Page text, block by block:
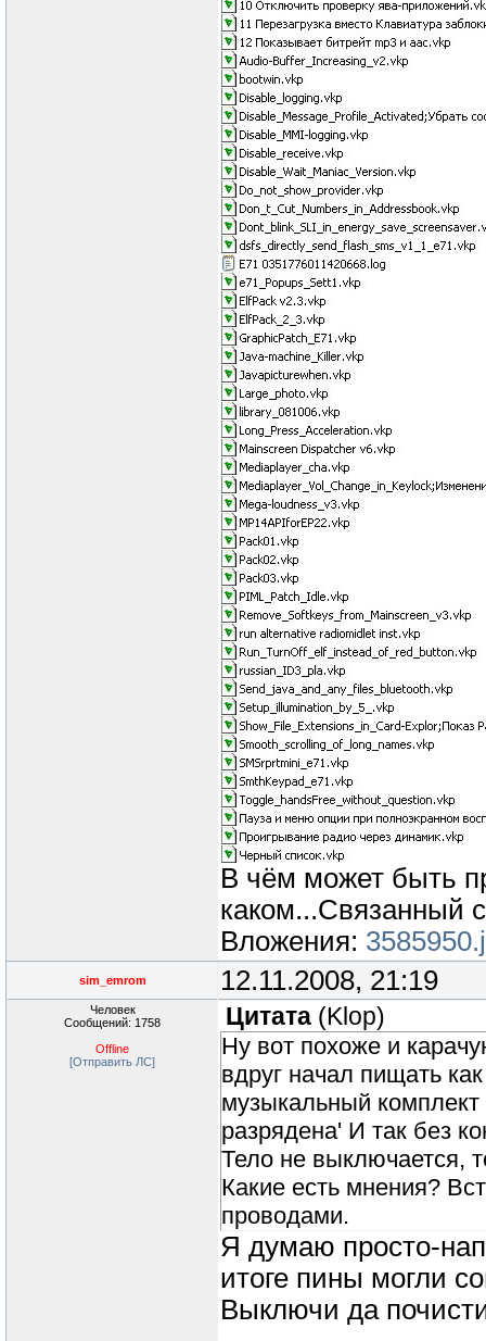
В чём может быть
каком...Связанный
Вложения:
sim_emrom 12.11.2008, 21:19
Человек
Сообщений: 1758
Offline
[Отправить ЛС]
Цитата ( Klop)
Ну вот похоже и
вдруг начал пищать
музыкальный
разрядена' И так без
Тело не выключается,
Какие есть мнения?
проводами.
Я думаю просто-
итоге пины могли
Выключи да